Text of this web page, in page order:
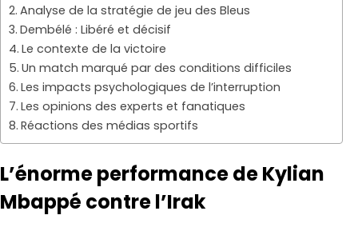
Analyse de la stratégie de jeu des Bleus
Dembélé : Libéré et décisif
Le contexte de la victoire
Un match marqué par des conditions difficiles
Les impacts psychologiques de l’interruption
Les opinions des experts et fanatiques
Réactions des médias sportifs
L’énorme performance de Kylian
Mbappé contre l’Irak